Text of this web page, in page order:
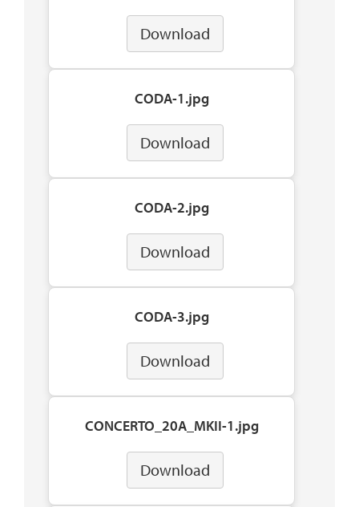
Download
CODA-1.jpg
Download
CODA-2.jpg
Download
CODA-3.jpg
Download
CONCERTO_20A_MKII-1.jpg
Download